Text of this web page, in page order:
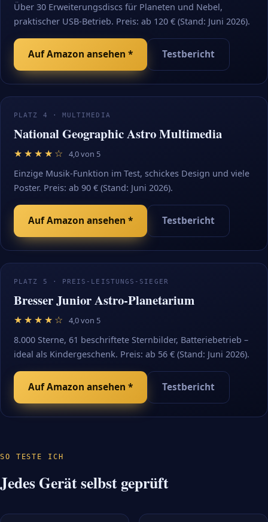
Über 30 Erweiterungsdiscs für Planeten und Nebel,
praktischer USB-Betrieb. Preis: ab 120 € (Stand: Juni 2026).
Auf Amazon ansehen * Testbericht
PLATZ 4 · MULTIMEDIA
National Geographic Astro Multimedia
★★★★☆ 4,0 von 5
Einzige Musik-Funktion im Test, schickes Design und viele
Poster. Preis: ab 90 € (Stand: Juni 2026).
Auf Amazon ansehen * Testbericht
PLATZ 5 · PREIS-LEISTUNGS-SIEGER
Bresser Junior Astro-Planetarium
★★★★☆ 4,0 von 5
8.000 Sterne, 61 beschriftete Sternbilder, Batteriebetrieb –
ideal als Kindergeschenk. Preis: ab 56 € (Stand: Juni 2026).
Auf Amazon ansehen * Testbericht
SO TESTE ICH
Jedes Gerät selbst geprüft